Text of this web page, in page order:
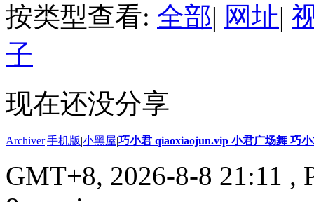
按类型查看: 全部| 网址|
子
现在还没分享
Archiver|手机版|小黑屋|巧小君 qiaoxiaojun.vip 小君广场舞 巧
GMT+8, 2026-8-8 21:11 ,